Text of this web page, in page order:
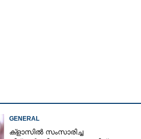
GENERAL
ക്ളാസിൽ സംസാരിച്ച